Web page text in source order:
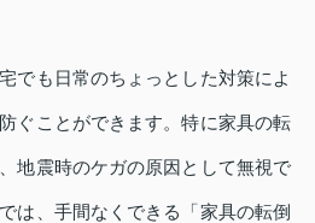
でも日常のちょっとした対策によ
ぐことができます。特に家具の転
地震時のケガの原因として無視で
は、手間なくできる「家具の転倒